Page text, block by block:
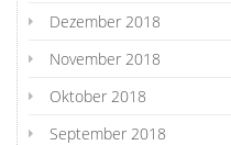
Dezember 2018
November 2018
Oktober 2018
September 2018